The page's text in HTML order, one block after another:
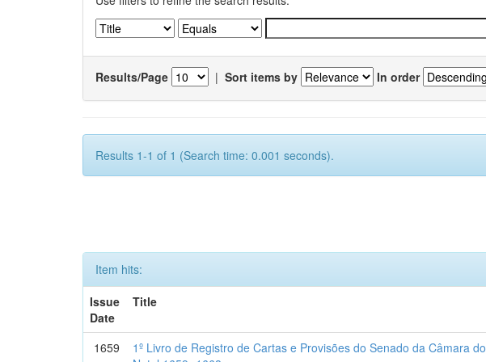
Results/Page | Sort items by In order
Results 1-1 of 1 (Search time: 0.001 seconds).
Item hits:
Issue
Date
Title
1659
1º Livro de Registro de Cartas e Provisões do Senado da Câmara do